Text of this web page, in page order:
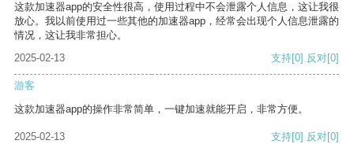
这款加速器app的安全性很高，使用过程中不会泄露个人信息，这让我很
放心。我以前使用过一些其他的加速器app，经常会出现个人信息泄露的
情况，这让我非常担心。
2025-02-13
支持[0] 反对[0]
游客
这款加速器app的操作非常简单，一键加速就能开启，非常方便。
2025-02-13 支持[0] 反对[0]